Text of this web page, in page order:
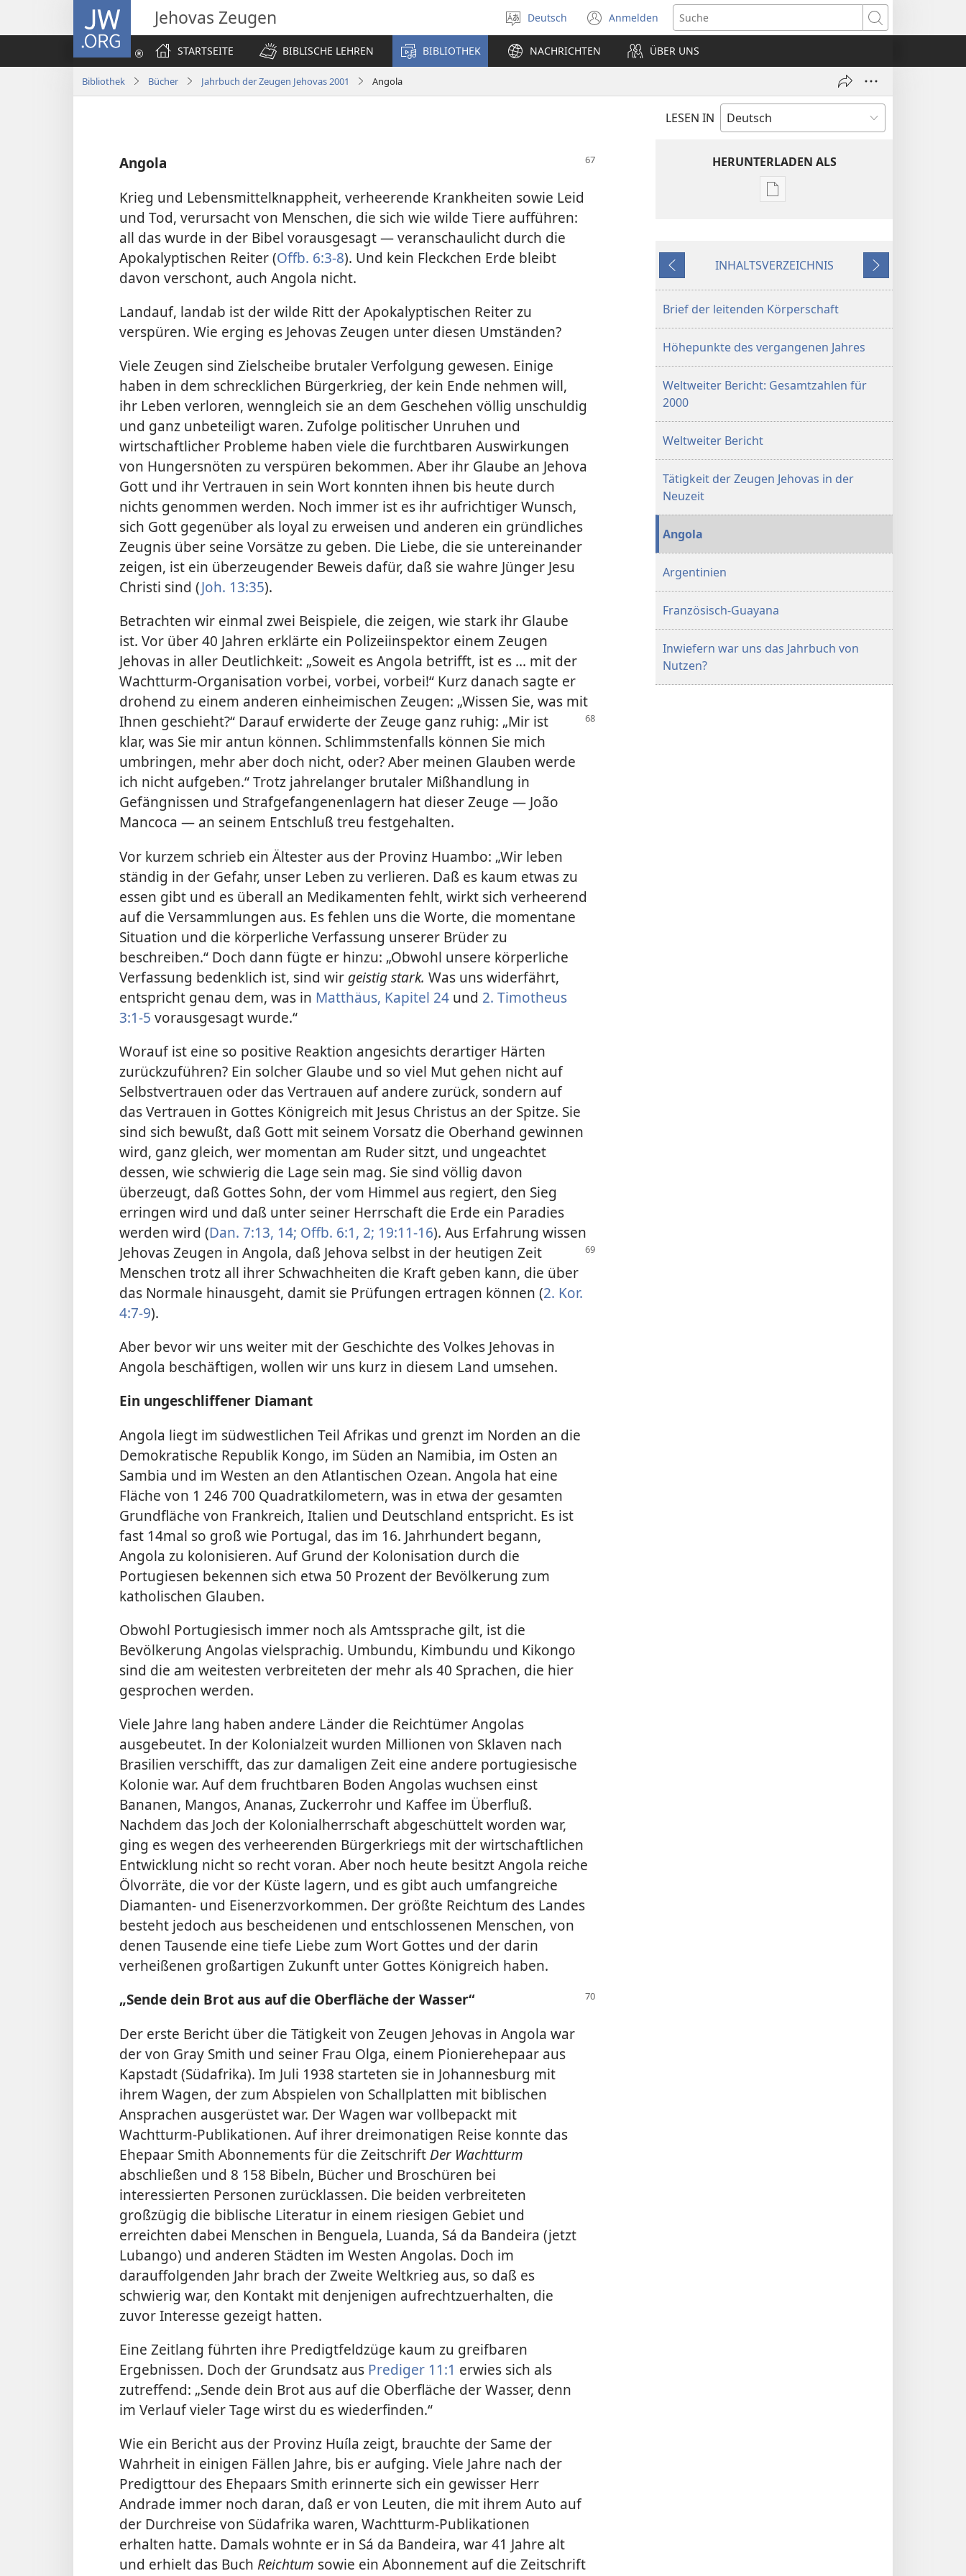
JW.ORG Jehovas Zeugen
Sprache
auswählen
Deutsch Anmelden
(öffnet
neues
Fenster)
Suche
STARTSEITE
BIBLISCHE LEHREN BIBLIOTHEK NACHRICHTEN ÜBER UNS
Bibliothek Bücher Jahrbuch der Zeugen Jehovas 2001 Angola
LESEN IN
Angola
Krieg und Lebensmittelknappheit, verheerende Krankheiten sowie Leid
und Tod, verursacht von Menschen, die sich wie wilde Tiere aufführen:
all das wurde in der Bibel vorausgesagt — veranschaulicht durch die
Apokalyptischen Reiter (Offb. 6:3-8). Und kein Fleckchen Erde bleibt
davon verschont, auch Angola nicht.
Landauf, landab ist der wilde Ritt der Apokalyptischen Reiter zu
verspüren. Wie erging es Jehovas Zeugen unter diesen Umständen?
Viele Zeugen sind Zielscheibe brutaler Verfolgung gewesen. Einige
haben in dem schrecklichen Bürgerkrieg, der kein Ende nehmen will,
ihr Leben verloren, wenngleich sie an dem Geschehen völlig unschuldig
und ganz unbeteiligt waren. Zufolge politischer Unruhen und
wirtschaftlicher Probleme haben viele die furchtbaren Auswirkungen
von Hungersnöten zu verspüren bekommen. Aber ihr Glaube an Jehova
Gott und ihr Vertrauen in sein Wort konnten ihnen bis heute durch
nichts genommen werden. Noch immer ist es ihr aufrichtiger Wunsch,
sich Gott gegenüber als loyal zu erweisen und anderen ein gründliches
Zeugnis über seine Vorsätze zu geben. Die Liebe, die sie untereinander
zeigen, ist ein überzeugender Beweis dafür, daß sie wahre Jünger Jesu
Christi sind (Joh. 13:35).
Betrachten wir einmal zwei Beispiele, die zeigen, wie stark ihr Glaube
ist. Vor über 40 Jahren erklärte ein Polizeiinspektor einem Zeugen
Jehovas in aller Deutlichkeit: „Soweit es Angola betrifft, ist es ... mit der
Wachtturm-Organisation vorbei, vorbei, vorbei!“ Kurz danach sagte er
drohend zu einem anderen einheimischen Zeugen: „Wissen Sie, was mit
Ihnen geschieht?“ Darauferwiderte der Zeuge ganz ruhig: „Mir ist
klar, was Sie mir antun können. Schlimmstenfalls können Sie mich
umbringen, mehr aber doch nicht, oder? Aber meinen Glauben werde
ich nicht aufgeben.“ Trotz jahrelanger brutaler Mißhandlung in
Gefängnissen und Strafgefangenenlagern hat dieser Zeuge — João
Mancoca — an seinem Entschluß treu festgehalten.
Vor kurzem schrieb ein Ältester aus der Provinz Huambo: „Wir leben
ständig in der Gefahr, unser Leben zu verlieren. Daß es kaum etwas zu
essen gibt und es überall an Medikamenten fehlt, wirkt sich verheerend
auf die Versammlungen aus. Es fehlen uns die Worte, die momentane
Situation und die körperliche Verfassung unserer Brüder zu
beschreiben.“ Doch dann fügte er hinzu: „Obwohl unsere körperliche
Verfassung bedenklich ist, sind wir geistig stark. Was uns widerfährt,
entspricht genau dem, was in Matthäus, Kapitel 24 und 2. Timotheus
3:1-5 vorausgesagt wurde.“
Worauf ist eine so positive Reaktion angesichts derartiger Härten
zurückzuführen? Ein solcher Glaube und so viel Mut gehen nicht auf
Selbstvertrauen oder das Vertrauen auf andere zurück, sondern auf
das Vertrauen in Gottes Königreich mit Jesus Christus an der Spitze. Sie
sind sich bewußt, daß Gott mit seinem Vorsatz die Oberhand gewinnen
wird, ganz gleich, wer momentan am Ruder sitzt, und ungeachtet
dessen, wie schwierig die Lage sein mag. Sie sind völlig davon
überzeugt, daß Gottes Sohn, der vom Himmel aus regiert, den Sieg
erringen wird und daß unter seiner Herrschaft die Erde ein Paradies
werden wird (Dan. 7:13, 14; Offb. 6:1, 2; 19:11-16). Aus Erfahrung wissen
Jehovas Zeugen in Angola, daß Jehova selbst in der heutigen Zeit
Menschen trotz all ihrer Schwachheiten die Kraft geben kann, die über
das Normale hinausgeht, damit sie Prüfungen ertragen können (2. Kor.
4:7-9).
Aber bevor wir uns weiter mit der Geschichte des Volkes Jehovas in
Angola beschäftigen, wollen wir uns kurz in diesem Land umsehen.
Ein ungeschliffener Diamant
Angola liegt im südwestlichen Teil Afrikas und grenzt im Norden an die
Demokratische Republik Kongo, im Süden an Namibia, im Osten an
Sambia und im Westen an den Atlantischen Ozean. Angola hat eine
Fläche von 1 246 700 Quadratkilometern, was in etwa der gesamten
Grundfläche von Frankreich, Italien und Deutschland entspricht. Es ist
fast 14mal so groß wie Portugal, das im 16. Jahrhundert begann,
Angola zu kolonisieren. Auf Grund der Kolonisation durch die
Portugiesen bekennen sich etwa 50 Prozent der Bevölkerung zum
katholischen Glauben.
Obwohl Portugiesisch immer noch als Amtssprache gilt, ist die
Bevölkerung Angolas vielsprachig. Umbundu, Kimbundu und Kikongo
sind die am weitesten verbreiteten der mehr als 40 Sprachen, die hier
gesprochen werden.
Viele Jahre lang haben andere Länder die Reichtümer Angolas
ausgebeutet. In der Kolonialzeit wurden Millionen von Sklaven nach
Brasilien verschifft, das zur damaligen Zeit eine andere portugiesische
Kolonie war. Auf dem fruchtbaren Boden Angolas wuchsen einst
Bananen, Mangos, Ananas, Zuckerrohr und Kaffee im Überfluß.
Nachdem das Joch der Kolonialherrschaft abgeschüttelt worden war,
ging es wegen des verheerenden Bürgerkriegs mit der wirtschaftlichen
Entwicklung nicht so recht voran. Aber noch heute besitzt Angola reiche
Ölvorräte, die vor der Küste lagern, und es gibt auch umfangreiche
Diamanten- und Eisenerzvorkommen. Der größte Reichtum des Landes
besteht jedoch aus bescheidenen und entschlossenen Menschen, von
denen Tausende eine tiefe Liebe zum Wort Gottes und der darin
verheißenen großartigen Zukunft unter Gottes Königreich haben.
„Sende dein Brot aus auf die Oberfläche der Wasser“
Der erste Bericht über die Tätigkeit von Zeugen Jehovas in Angola war
der von Gray Smith und seiner Frau Olga, einem Pionierehepaar aus
Kapstadt (Südafrika). Im Juli 1938 starteten sie in Johannesburg mit
ihrem Wagen, der zum Abspielen von Schallplatten mit biblischen
Ansprachen ausgerüstet war. Der Wagen war vollbepackt mit
Wachtturm-Publikationen. Auf ihrer dreimonatigen Reise konnte das
Ehepaar Smith Abonnements für die ZeitschriftDer Wachtturm
abschließen und 8 158 Bibeln, Bücher und Broschüren bei
interessierten Personen zurücklassen. Die beiden verbreiteten
großzügig die biblische Literatur in einem riesigen Gebiet und
erreichten dabei Menschen in Benguela, Luanda, Sá da Bandeira (jetzt
Lubango) und anderen Städten im Westen Angolas. Doch im
darauffolgenden Jahr brach der Zweite Weltkrieg aus, so daß es
schwierig war, den Kontakt mit denjenigen aufrechtzuerhalten, die
zuvor Interesse gezeigt hatten.
Eine Zeitlang führten ihre Predigtfeldzüge kaum zu greifbaren
Ergebnissen. Doch der Grundsatz aus Prediger 11:1 erwies sich als
zutreffend: „Sende dein Brot aus auf die Oberfläche der Wasser, denn
im Verlauf vieler Tage wirst du es wiederfinden.“
Wie ein Bericht aus der Provinz Huíla zeigt, brauchte der Same der
Wahrheit in einigen Fällen Jahre, bis er aufging. Viele Jahre nach der
Predigttour des Ehepaars Smith erinnerte sich ein gewisser Herr
Andrade immer noch daran, daß er von Leuten, die mit ihrem Auto auf
der Durchreise von Südafrika waren, Wachtturm-Publikationen
erhalten hatte. Damals wohnte er in Sá da Bandeira, war 41 Jahre alt
und erhielt das Buch Reichtum sowie ein Abonnement auf die Zeitschrift
HERUNTERLADEN ALS
Downloadoptionen
der
Jehovas
2001
Zurück
INHALTSVERZEICHNIS
Weiter
Brief der leitenden Körperschaft
Höhepunkte des vergangenen Jahres
Weltweiter Bericht: Gesamtzahlen für
2000
Weltweiter Bericht
Tätigkeit der Zeugen Jehovas in der
Neuzeit
Angola
Argentinien
Französisch-Guayana
Inwiefern war uns das Jahrbuch von
Nutzen?